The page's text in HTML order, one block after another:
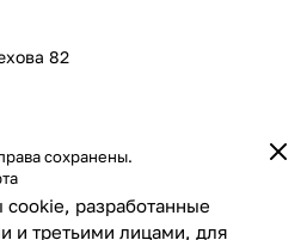
разработанные
и третьими лицами, для
82
сохранены.